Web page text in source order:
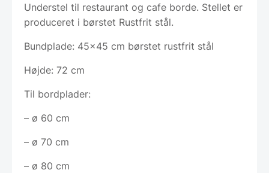
Understel til restaurant og cafe borde. Stellet er
produceret i børstet Rustfrit stål.
Bundplade: 45×45 cm børstet rustfrit stål
Højde: 72 cm
Til bordplader:
– ø 60 cm
– ø 70 cm
– ø 80 cm